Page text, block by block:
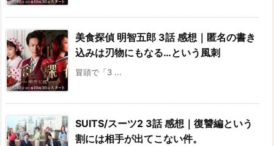
美食探偵 明智五郎 3話 感想｜匿名の書き
込みは刃物にもなる…という風刺
冒頭で「3 ...
SUITS/スーツ2 3話 感想｜復讐編という
割には相手が出てこない件。